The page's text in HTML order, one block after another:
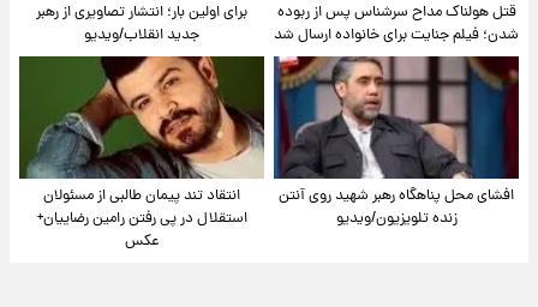
قتل هولناک مداح سرشناس پس از ربوده
شدن؛ فیلم جنایت برای خانواده ارسال شد
برای اولین بار؛ انتشار تصاویری از رهبر
جدید انقلاب/ویدیو
افشای محل پناهگاه‌ رهبر شهید روی آنتن
زنده تلویزیون/ویدیو
انتقاد تند پیمان طالبی از مسئولان
استقلال در پی رفتن رامین رضاییان+
عکس